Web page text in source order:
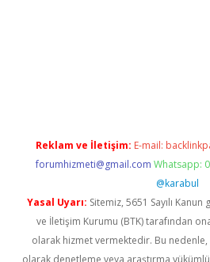
Reklam ve İletişim: E-mail:
forumhizmeti@gmail.com Whatsapp:
@karabul
Yasal Uyarı: Sitemiz, 5651 Sayılı
ve İletişim Kurumu (BTK) tarafından
olarak hizmet vermektedir. Bu
olarak denetleme veya araştırma